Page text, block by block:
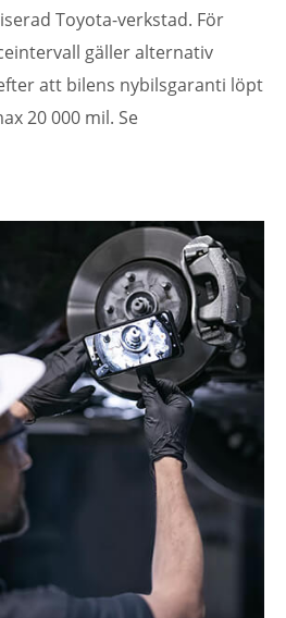
Toyota-verkstad. För
gäller alternativ
att bilens nybilsgaranti löpt
20 000 mil. Se